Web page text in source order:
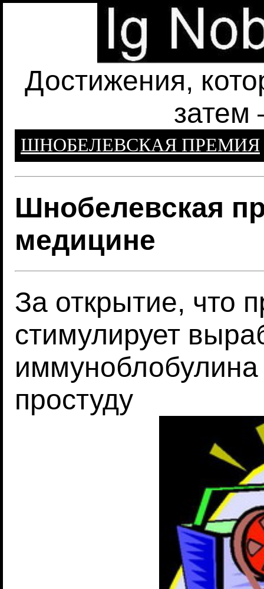
Достижения,
затем
ШНОБЕЛЕВСКАЯ ПРЕМИЯ
Шнобелевская
медицине
За открытие, что
стимулирует
простуду